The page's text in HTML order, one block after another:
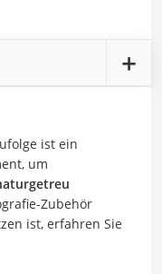
ist ein
um
Zubehör
ist, erfahren Sie